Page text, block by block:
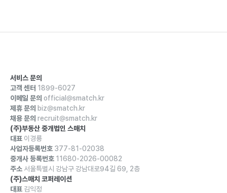
서비스 문의
고객 센터 1899-6027
이메일 문의 official@smatch.kr
제휴 문의 biz@smatch.kr
채용 문의 recruit@smatch.kr
(주)부동산 중개법인 스매치
대표 이경룡
사업자등록번호 377-81-02038
중개사 등록번호 11680-2026-00082
주소 서울특별시 강남구 강남대로94길 69, 2층
(주)스매치 코퍼레이션
대표 김익정